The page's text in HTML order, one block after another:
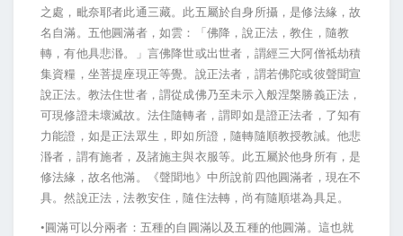
之處，毗奈耶者此通三藏。此五屬於自身所攝，是修法緣，故
名自滿。五他圓滿者，如雲：「佛降，說正法，教住，隨教
轉，有他具悲湣。」言佛降世或出世者，謂經三大阿僧祗劫積
集資糧，坐菩提座現正等覺。說正法者，謂若佛陀或彼聲聞宣
說正法。教法住世者，謂從成佛乃至未示入般涅槃勝義正法，
可現修證未壞滅故。法住隨轉者，謂即如是證正法者，了知有
力能證，如是正法眾生，即如所證，隨轉隨順教授教誡。他悲
湣者，謂有施者，及諸施主與衣服等。此五屬於他身所有，是
修法緣，故名他滿。《聲聞地》中所說前四他圓滿者，現在不
具。然說正法，法教安住，隨住法轉，尚有隨順堪為具足。
•圓滿可以分兩者：五種的自圓滿以及五種的他圓滿。這也就